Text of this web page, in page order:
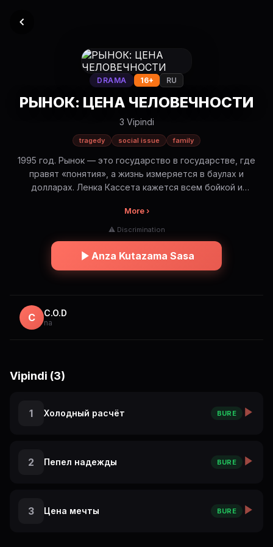
DRAMA 16+ RU
РЫНОК: ЦЕНА ЧЕЛОВЕЧНОСТИ
3 Vipindi
tragedy social issue family
1995 год. Рынок — это государство в государстве, где
правят «понятия», а жизнь измеряется в баулах и
долларах. Ленка Кассета кажется всем бойкой и
человеческая жестокость ставят её перед самым
сложным выбором в жизни. Это история о том, как трудно
было сохранить мечту, и о том, что настоящие
сокровища в девяностых хранились не в банках, а в
сердцах простых людей. Фильм о дружбе, потере и цене,
More ›
⚠ Discrimination
Anza Kutazama Sasa
C C.O.D
na
Vipindi (3)
1 Холодный расчёт BURE
2 Пепел надежды BURE
3 Цена мечты BURE